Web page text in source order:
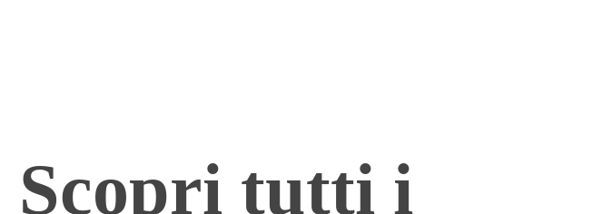
Scopri tutti i